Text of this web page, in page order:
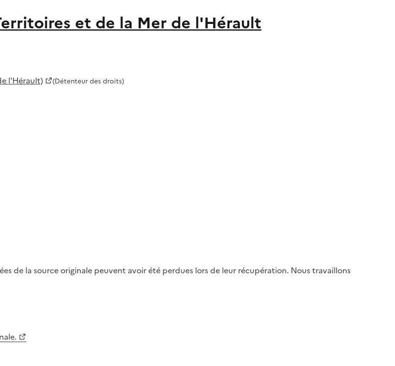
et de la Mer de l'Hérault
l'Hérault)
(Détenteur des droits)
de la source originale peuvent avoir été perdues lors de leur récupération. Nous travaillons